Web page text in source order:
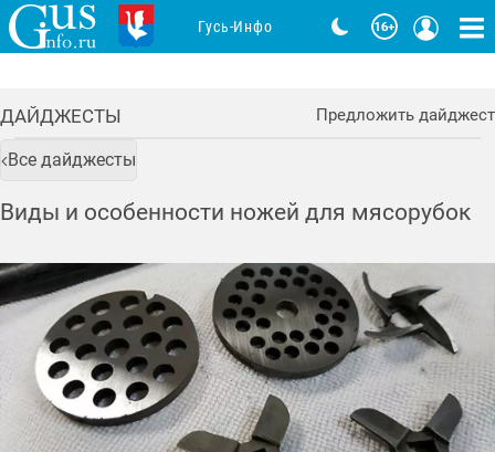
ДАЙДЖЕСТЫ Предложить дайджест
Все дайджесты
Виды и особенности ножей для мясорубок
Гусь-Инфо